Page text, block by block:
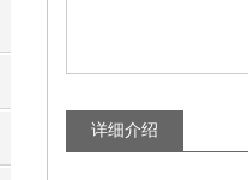
详细介绍